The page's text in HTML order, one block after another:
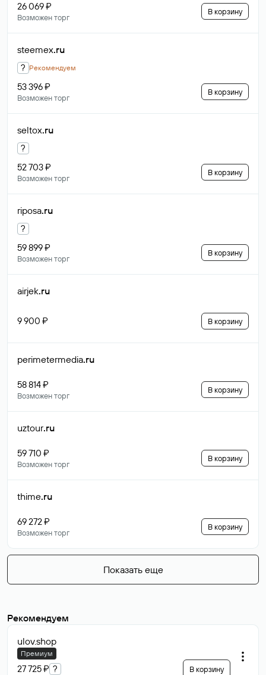
26 069 ₽
Возможен торг
В корзину
steemex.ru
? Рекомендуем
53 396 ₽
Возможен торг
В корзину
seltox.ru
?
52 703 ₽
Возможен торг
В корзину
riposa.ru
?
59 899 ₽
Возможен торг
В корзину
airjek.ru
9 900 ₽ В корзину
perimetermedia.ru
58 814 ₽
Возможен торг
В корзину
uztour.ru
59 710 ₽
Возможен торг
В корзину
thime.ru
69 272 ₽
Возможен торг
В корзину
Показать еще
Рекомендуем
ulov.shop
Премиум
27 725 ₽ ? В корзину